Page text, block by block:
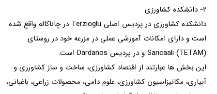
2- دانشکده کشاورزی
دانشکده کشاورزی در پردیس اصلی Terzioglu در چاناکاله واقع شده
است و دارای امکانات آموزشی عملی در مزرعه خود در روستای
Saricaali (TETAM) و در پردیس Dardanos است.
این بخش ها عبارتند از اقتصاد کشاورزی، ساخت و ساز کشاورزی و
آبیاری، مکانیزاسیون کشاورزی، علوم دامی، محصولات زراعی، باغبانی،